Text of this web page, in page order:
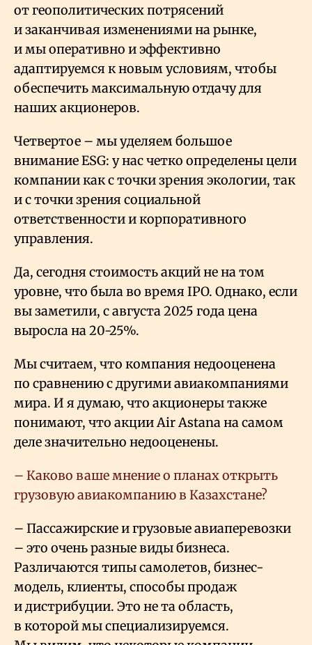
от геополитических потрясений
и заканчивая изменениями на рынке,
и мы оперативно и эффективно
адаптируемся к новым условиям, чтобы
обеспечить максимальную отдачу для
наших акционеров.
Четвертое – мы уделяем большое
внимание ESG: у нас четко определены цели
компании как с точки зрения экологии, так
и с точки зрения социальной
ответственности и корпоративного
управления.
Да, сегодня стоимость акций не на том
уровне, что была во время IPO. Однако, если
вы заметили, с августа 2025 года цена
выросла на 20-25%.
Мы считаем, что компания недооценена
по сравнению с другими авиакомпаниями
мира. И я думаю, что акционеры также
понимают, что акции Air Astana на самом
деле значительно недооценены.
– Каково ваше мнение о планах открыть
грузовую авиакомпанию в Казахстане?
– Пассажирские и грузовые авиаперевозки
– это очень разные виды бизнеса.
Различаются типы самолетов, бизнес-
модель, клиенты, способы продаж
и дистрибуции. Это не та область,
в которой мы специализируемся.